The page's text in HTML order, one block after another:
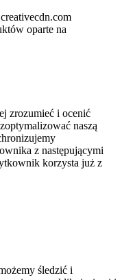
oparte na
zrozumieć i ocenić
naszą
z następującymi
korzysta już z
śledzić i